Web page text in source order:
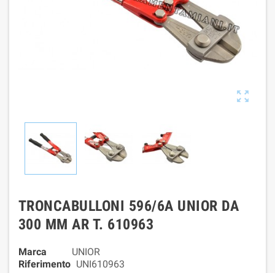

TRONCABULLONI 596/6A UNIOR DA
300 MM AR T. 610963
Marca
UNIOR
Riferimento UNI610963